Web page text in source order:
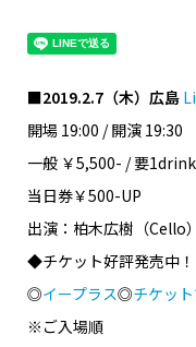
■2019.2.7（木）広島
開場 19:00 / 開演 19:30
一般 ￥5,500- / 要
当日券￥500-UP
出演：柏木広樹（Cello
◆チケット好評発売中！
◎イープラス◎チケッ
※ご入場順